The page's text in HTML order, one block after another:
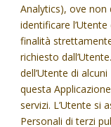
Analytics), ove
identificare
finalità
richiesto
dell’Utente di
questa
servizi. L’Utente si
Personali di terzi